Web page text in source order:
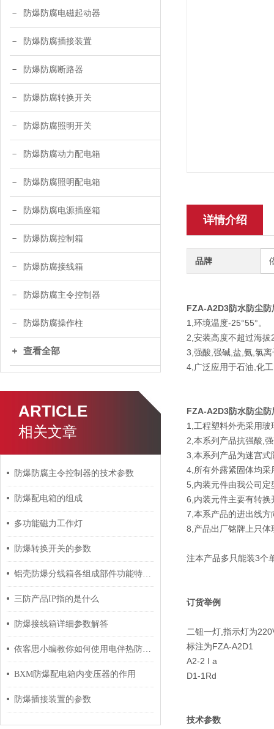
防爆防腐电磁起动器
防爆防腐插接装置
防爆防腐断路器
防爆防腐转换开关
防爆防腐照明开关
防爆防腐动力配电箱
防爆防腐照明配电箱
防爆防腐电源插座箱
防爆防腐控制箱
防爆防腐接线箱
防爆防腐主令控制器
防爆防腐操作柱
查看全部
ARTICLE
相关文章
防爆防腐主令控制器的技术参数
防爆配电箱的组成
多功能磁力工作灯
防爆转换开关的参数
铝壳防爆分线箱各组成部件功能特点的详细介绍
三防产品IP指的是什么
防爆接线箱详细参数解答
依客思小编教你如何使用电伴热防爆配电箱？
BXM防爆配电箱内变压器的作用
防爆插接装置的参数
详情介绍
品牌
FZA-A2D3防水防尘防
1,环境温度-25°55°。
2,安装高度不超过海拔
3,强酸,强碱,盐,氨,氯
4,广泛应用于石油,化
FZA-A2D3防水防尘防
1,工程塑料外壳采用
2,本系列产品抗强酸,
3,本系列产品为迷宫
4,所有外露紧固体均
5,内装元件由我公司定
6,内装元件主要有转
7,本系产品的进出线
8,产品出厂铭牌上只
注本产品多只能装3个
订货举例
二钮一灯,指示灯为
标注为FZA-A2D1
A2-2 I a
D1-1Rd
技术参数